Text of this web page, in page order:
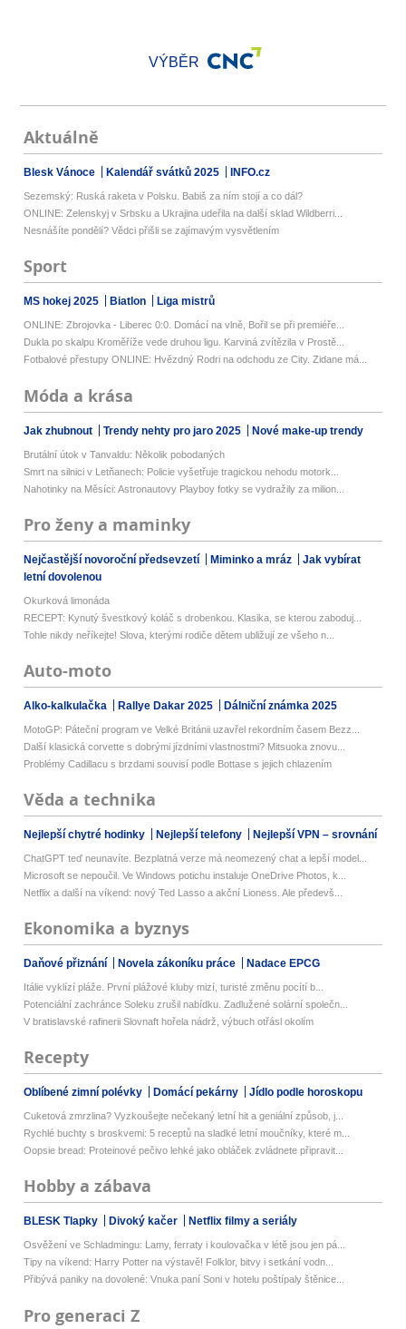
VÝBĚR
Aktuálně
Blesk Vánoce Kalendář svátků 2025 INFO.cz
Sezemský: Ruská raketa v Polsku. Babiš za ním stojí a co dál?
ONLINE: Zelenskyj v Srbsku a Ukrajina udeřila na další sklad Wildberri...
Nesnášíte pondělí? Vědci přišli se zajímavým vysvětlením
Sport
MS hokej 2025 Biatlon Liga mistrů
ONLINE: Zbrojovka - Liberec 0:0. Domácí na vlně, Bořil se při premiéře...
Dukla po skalpu Kroměříže vede druhou ligu. Karviná zvítězila v Prostě...
Fotbalové přestupy ONLINE: Hvězdný Rodri na odchodu ze City. Zidane má...
Móda a krása
Jak zhubnout Trendy nehty pro jaro 2025 Nové make-up trendy
Brutální útok v Tanvaldu: Několik pobodaných
Smrt na silnici v Letňanech: Policie vyšetřuje tragickou nehodu motork...
Nahotinky na Měsíci: Astronautovy Playboy fotky se vydražily za milion...
Pro ženy a maminky
Nejčastější novoroční předsevzetí Miminko a mráz
Jak vybírat
letní dovolenou
Okurková limonáda
RECEPT: Kynutý švestkový koláč s drobenkou. Klasika, se kterou zaboduj...
Tohle nikdy neříkejte! Slova, kterými rodiče dětem ubližují ze všeho n...
Auto-moto
Alko-kalkulačka Rallye Dakar 2025 Dálniční známka 2025
MotoGP: Páteční program ve Velké Británii uzavřel rekordním časem Bezz...
Další klasická corvette s dobrými jízdními vlastnostmi? Mitsuoka znovu...
Problémy Cadillacu s brzdami souvisí podle Bottase s jejich chlazením
Věda a technika
Nejlepší chytré hodinky Nejlepší telefony Nejlepší VPN – srovnání
ChatGPT teď neunavíte. Bezplatná verze má neomezený chat a lepší model...
Microsoft se nepoučil. Ve Windows potichu instaluje OneDrive Photos, k...
Netflix a další na víkend: nový Ted Lasso a akční Lioness. Ale předevš...
Ekonomika a byznys
Daňové přiznání Novela zákoníku práce Nadace EPCG
Itálie vyklízí pláže. První plážové kluby mizí, turisté změnu pocítí b...
Potenciální zachránce Soleku zrušil nabídku. Zadlužené solární společn...
V bratislavské rafinerii Slovnaft hořela nádrž, výbuch otřásl okolím
Recepty
Oblíbené zimní polévky Domácí pekárny Jídlo podle horoskopu
Cuketová zmrzlina? Vyzkoušejte nečekaný letní hit a geniální způsob, j...
Rychlé buchty s broskvemi: 5 receptů na sladké letní moučníky, které m...
Oopsie bread: Proteinové pečivo lehké jako obláček zvládnete připravit...
Hobby a zábava
BLESK Tlapky Divoký kačer Netflix filmy a seriály
Osvěžení ve Schladmingu: Lamy, ferraty i koulovačka v létě jsou jen pá...
Tipy na víkend: Harry Potter na výstavě! Folklor, bitvy i setkání vodn...
Přibývá paniky na dovolené: Vnuka paní Soni v hotelu poštípaly štěnice...
Pro generaci Z